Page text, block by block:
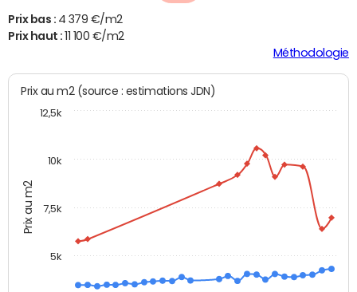
Prix bas : 4 379 €/m2
Prix haut :11 100 €/m2
Méthodologie
Prix au m2
Prix au m2 (source : estimations JDN)
10k
5k
7,5k
12,5k